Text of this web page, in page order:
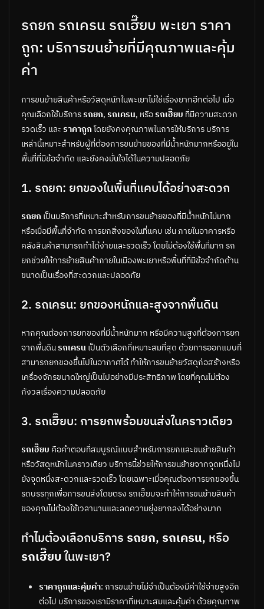
รถยก รถเครน รถเฮี๊ยบ พะเยา ราคา
ถูก: บริการขนย้ายที่มีคุณภาพและคุ้ม
ค่า
การขนย้ายสินค้าหรือวัสดุหนักในพะเยาไม่ใช่เรื่องยากอีกต่อไป เมื่อ
คุณเลือกใช้บริการ รถยก, รถเครน, หรือ รถเฮี๊ยบ ที่มีความสะดวก
รวดเร็ว และ ราคาถูก โดยยังคงคุณภาพในการให้บริการ บริการ
เหล่านี้เหมาะสำหรับผู้ที่ต้องการขนย้ายของที่มีน้ำหนักมากหรืออยู่ใน
พื้นที่ที่มีข้อจำกัด และยังคงมั่นใจได้ในความปลอดภัย
1. รถยก: ยกของในพื้นที่แคบได้อย่างสะดวก
รถยก เป็นบริการที่เหมาะสำหรับการขนย้ายของที่มีน้ำหนักไม่มาก
หรือเมื่อมีพื้นที่จำกัด การยกสิ่งของในที่แคบ เช่น ภายในอาคารหรือ
คลังสินค้าสามารถทำได้ง่ายและรวดเร็ว โดยไม่ต้องใช้พื้นที่มาก รถ
ยกช่วยให้การย้ายสินค้าภายในเมืองพะเยาหรือพื้นที่ที่มีข้อจำกัดด้าน
ขนาดเป็นเรื่องที่สะดวกและปลอดภัย
2. รถเครน: ยกของหนักและสูงจากพื้นดิน
หากคุณต้องการยกของที่มีน้ำหนักมาก หรือมีความสูงที่ต้องการยก
จากพื้นดิน รถเครน เป็นตัวเลือกที่เหมาะสมที่สุด ด้วยการออกแบบที่
สามารถยกของขึ้นไปในอากาศได้ ทำให้การขนย้ายวัสดุก่อสร้างหรือ
เครื่องจักรขนาดใหญ่เป็นไปอย่างมีประสิทธิภาพ โดยที่คุณไม่ต้อง
กังวลเรื่องความปลอดภัย
3. รถเฮี๊ยบ: การยกพร้อมขนส่งในคราวเดียว
รถเฮี๊ยบ คือคำตอบที่สมบูรณ์แบบสำหรับการยกและขนย้ายสินค้า
หรือวัสดุหนักในคราวเดียว บริการนี้ช่วยให้การขนย้ายจากจุดหนึ่งไป
ยังจุดหนึ่งสะดวกและรวดเร็ว โดยเฉพาะเมื่อคุณต้องการยกของขึ้น
รถบรรทุกเพื่อการขนส่งโดยตรง รถเฮี๊ยบจะทำให้การขนย้ายสินค้า
ของคุณไม่ต้องใช้เวลานานและลดความยุ่งยากลงได้อย่างมาก
ทำไมต้องเลือกบริการ รถยก, รถเครน, หรือ
รถเฮี๊ยบในพะเยา?
ราคาถูกและคุ้มค่า: การขนย้ายไม่จำเป็นต้องมีค่าใช้จ่ายสูงอีก
ต่อไป บริการของเรามีราคาที่เหมาะสมและคุ้มค่า ด้วยคุณภาพ